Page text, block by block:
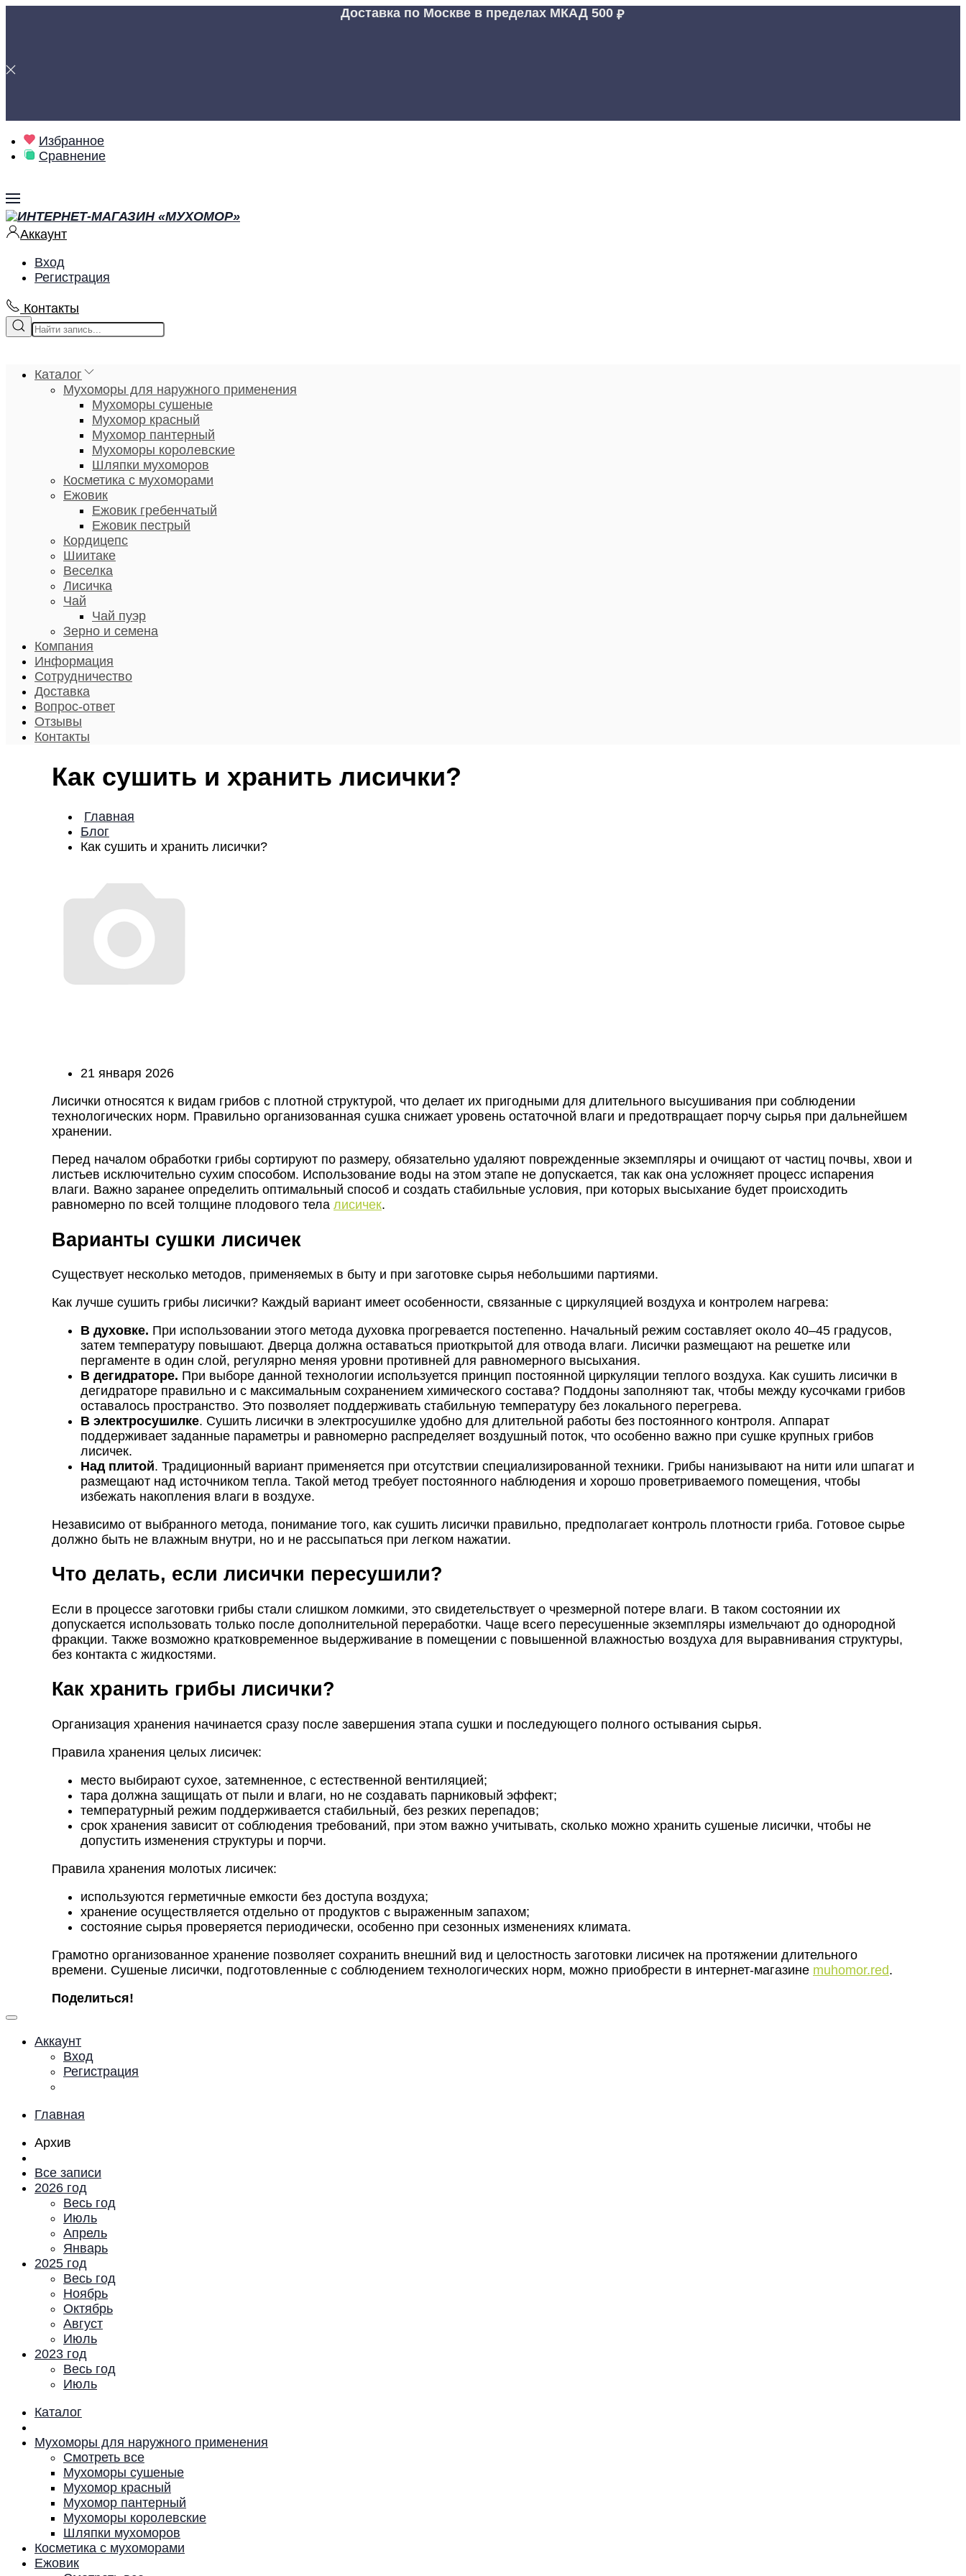
Доставка по Москве в пределах МКАД 500
Избранное
Сравнение
Аккаунт
Вход
Регистрация
Контакты
Каталог
Мухоморы для наружного применения
Мухоморы сушеные
Мухомор красный
Мухомор пантерный
Мухоморы королевские
Шляпки мухоморов
Косметика с мухоморами
Ежовик
Ежовик гребенчатый
Ежовик пестрый
Кордицепс
Шиитаке
Веселка
Лисичка
Чай
Чай пуэр
Зерно и семена
Компания
Информация
Сотрудничество
Доставка
Вопрос-ответ
Отзывы
Контакты
Как сушить и хранить лисички?
Главная
Блог
Как сушить и хранить лисички?
21 января 2026
Лисички относятся к видам грибов с плотной структурой, что делает их пригодными для длительного высушивания при соблюдении
технологических норм. Правильно организованная сушка снижает уровень остаточной влаги и предотвращает порчу сырья при дальнейшем
хранении.
Перед началом обработки грибы сортируют по размеру, обязательно удаляют поврежденные экземпляры и очищают от частиц почвы, хвои и
листьев исключительно сухим способом. Использование воды на этом этапе не допускается, так как она усложняет процесс испарения
влаги. Важно заранее определить оптимальный способ и создать стабильные условия, при которых высыхание будет происходить
равномерно по всей толщине плодового тела лисичек.
Варианты сушки лисичек
Существует несколько методов, применяемых в быту и при заготовке сырья небольшими партиями.
Как лучше сушить грибы лисички? Каждый вариант имеет особенности, связанные с циркуляцией воздуха и контролем нагрева:
В духовке. При использовании этого метода духовка прогревается постепенно. Начальный режим составляет около 40–45 градусов,
затем температуру повышают. Дверца должна оставаться приоткрытой для отвода влаги. Лисички размещают на решетке или
пергаменте в один слой, регулярно меняя уровни противней для равномерного высыхания.
В дегидраторе. При выборе данной технологии используется принцип постоянной циркуляции теплого воздуха. Как сушить лисички в
дегидраторе правильно и с максимальным сохранением химического состава? Поддоны заполняют так, чтобы между кусочками грибов
оставалось пространство. Это позволяет поддерживать стабильную температуру без локального перегрева.
В электросушилке. Сушить лисички в электросушилке удобно для длительной работы без постоянного контроля. Аппарат
поддерживает заданные параметры и равномерно распределяет воздушный поток, что особенно важно при сушке крупных грибов
лисичек.
Над плитой. Традиционный вариант применяется при отсутствии специализированной техники. Грибы нанизывают на нити или шпагат и
размещают над источником тепла. Такой метод требует постоянного наблюдения и хорошо проветриваемого помещения, чтобы
избежать накопления влаги в воздухе.
Независимо от выбранного метода, понимание того, как сушить лисички правильно, предполагает контроль плотности гриба. Готовое сырье
должно быть не влажным внутри, но и не рассыпаться при легком нажатии.
Что делать, если лисички пересушили?
Если в процессе заготовки грибы стали слишком ломкими, это свидетельствует о чрезмерной потере влаги. В таком состоянии их
допускается использовать только после дополнительной переработки. Чаще всего пересушенные экземпляры измельчают до однородной
фракции. Также возможно кратковременное выдерживание в помещении с повышенной влажностью воздуха для выравнивания структуры,
без контакта с жидкостями.
Как хранить грибы лисички?
Организация хранения начинается сразу после завершения этапа сушки и последующего полного остывания сырья.
Правила хранения целых лисичек:
место выбирают сухое, затемненное, с естественной вентиляцией;
тара должна защищать от пыли и влаги, но не создавать парниковый эффект;
температурный режим поддерживается стабильный, без резких перепадов;
срок хранения зависит от соблюдения требований, при этом важно учитывать, сколько можно хранить сушеные лисички, чтобы не
допустить изменения структуры и порчи.
Правила хранения молотых лисичек:
используются герметичные емкости без доступа воздуха;
хранение осуществляется отдельно от продуктов с выраженным запахом;
состояние сырья проверяется периодически, особенно при сезонных изменениях климата.
Грамотно организованное хранение позволяет сохранить внешний вид и целостность заготовки лисичек на протяжении длительного
времени. Сушеные лисички, подготовленные с соблюдением технологических норм, можно приобрести в интернет-магазине muhomor.red.
Поделиться!
Аккаунт
Вход
Регистрация
Главная
Архив
Все записи
2026 год
Весь год
Июль
Апрель
Январь
2025 год
Весь год
Ноябрь
Октябрь
Август
Июль
2023 год
Весь год
Июль
Каталог
Мухоморы для наружного применения
Смотреть все
Мухоморы сушеные
Мухомор красный
Мухомор пантерный
Мухоморы королевские
Шляпки мухоморов
Косметика с мухоморами
Ежовик